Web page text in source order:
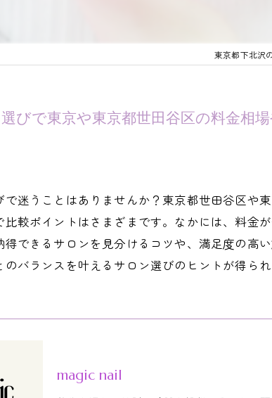
東京都下北沢
びで東京や東京都世田谷区の料金相
で迷うことはありませんか？東京都世田谷区や
比較ポイントはさまざまです。なかには、料金
得できるサロンを見分けるコツや、満足度の高
バランスを叶えるサロン選びのヒントが得られ
magic nail